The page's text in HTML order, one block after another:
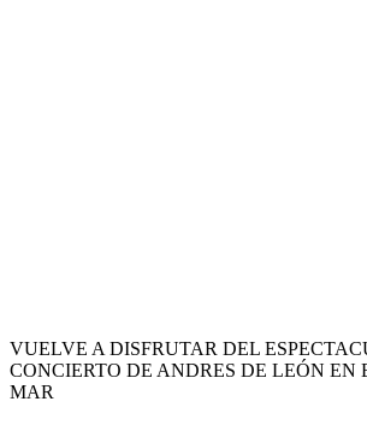
VUELVE A DISFRUTAR DEL
CONCIERTO DE ANDRES DE LEÓN EN
MAR